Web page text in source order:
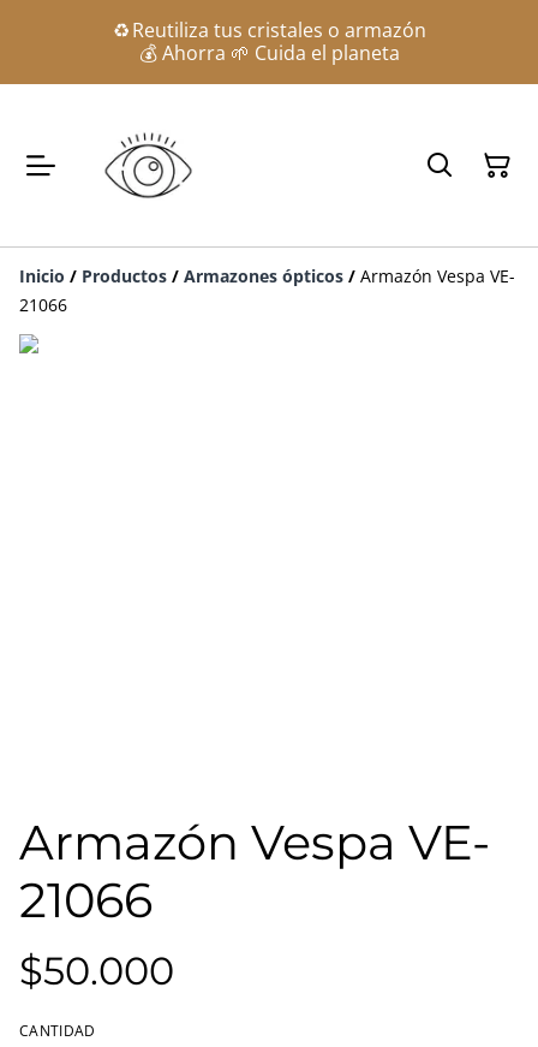
♻️ Reutiliza tus cristales o armazón
💰 Ahorra 🌱 Cuida el planeta
Inicio / Productos / Armazones ópticos / Armazón Vespa VE-
21066
Armazón Vespa VE-
21066
$50.000
CANTIDAD